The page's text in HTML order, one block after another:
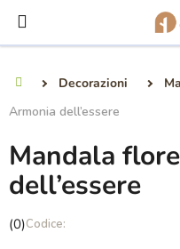
contenuto
Decorazioni
Armonia dell’essere
Mandala
dell’essere
La
(0)